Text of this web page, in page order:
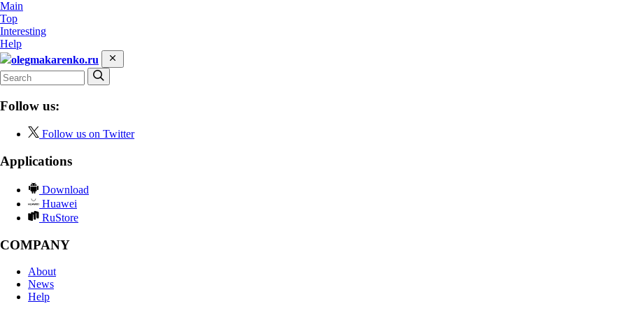
Main
Top
Interesting
Help
olegmakarenko.ru
Follow us:
Follow us on Twitter
Applications
Download
Huawei
RuStore
COMPANY
About
News
Help